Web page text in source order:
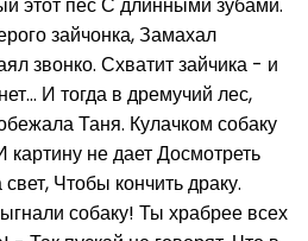
зайчонка, Замахал
звонко. Схватит зайчика - и
И тогда в дремучий лес,
Таня. Кулачком собаку
не дает Досмотреть
Чтобы кончить драку.
собаку! Ты храбрее всех